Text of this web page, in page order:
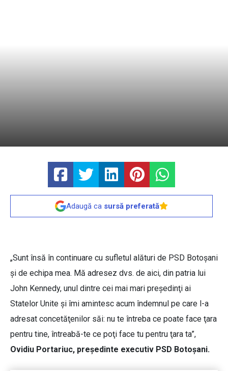
Adaugă ca sursă preferată
„Sunt însă în continuare cu sufletul alături de PSD Botoşani
şi de echipa mea. Mă adresez dvs. de aici, din patria lui
John Kennedy, unul dintre cei mai mari preşedinţi ai
Statelor Unite şi îmi amintesc acum îndemnul pe care l-a
adresat concetăţenilor săi: nu te întreba ce poate face ţara
pentru tine, întreabă-te ce poţi face tu pentru ţara ta”,
Ovidiu Portariuc, președinte executiv PSD Botoșani.